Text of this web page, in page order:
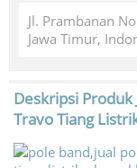
Jl. Prambanan
Jawa Timur,
Deskripsi Produk
Travo Tiang